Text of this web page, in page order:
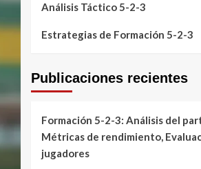
Análisis Táctico 5-2-3
Estrategias de Formación 5-2-3
Publicaciones recientes
Formación 5-2-3: Análisis del
Métricas de rendimiento,
jugadores